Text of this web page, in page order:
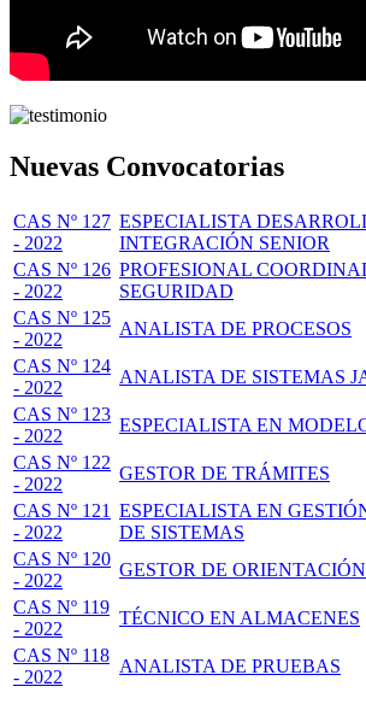
Nuevas Convocatorias
CAS Nº 127
- 2022
ESPECIALISTA
INTEGRACIÓN SENIOR
CAS Nº 126
- 2022
PROFESIONAL
SEGURIDAD
CAS Nº 125
- 2022
ANALISTA DE PROCESOS
CAS Nº 124
- 2022
ANALISTA DE SISTEMAS
CAS Nº 123
- 2022
ESPECIALISTA EN
CAS Nº 122
- 2022
GESTOR DE TRÁMITES
CAS Nº 121
- 2022
ESPECIALISTA EN
DE SISTEMAS
CAS Nº 120
- 2022
GESTOR DE
CAS Nº 119
- 2022
TÉCNICO EN ALMACENES
CAS Nº 118
- 2022
ANALISTA DE PRUEBAS